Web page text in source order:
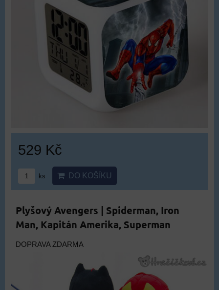
529 Kč
ks DO KOŠÍKU
Plyšový Avengers | Spiderman, Iron
Man, Kapitán Amerika, Superman
DOPRAVA ZDARMA